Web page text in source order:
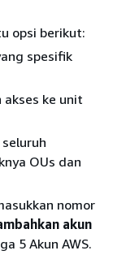
opsi berikut:
spesifik
ke unit
OUs dan
nomor
akun
5 Akun AWS.